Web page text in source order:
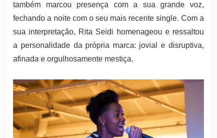
também marcou presença com a sua grande voz,
fechando a noite com o seu mais recente single. Com a
sua interpretação, Rita Seidi homenageou e ressaltou
a personalidade da própria marca: jovial e disruptiva,
afinada e orgulhosamente mestiça.